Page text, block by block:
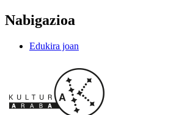
Nabigazioa
Edukira joan